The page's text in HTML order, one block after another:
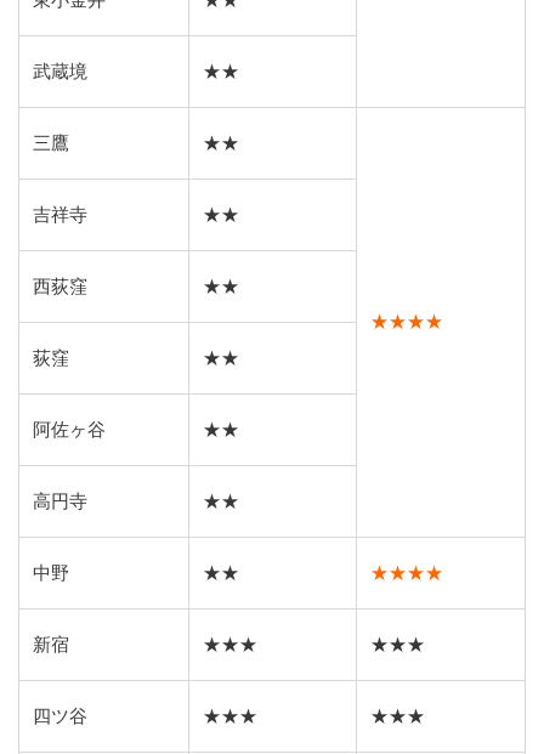
武蔵境 ★★
三鷹 ★★
★★★★
吉祥寺 ★★
西荻窪 ★★
荻窪 ★★
阿佐ヶ谷 ★★
高円寺 ★★
中野 ★★ ★★★★
新宿 ★★★ ★★★
四ツ谷 ★★★ ★★★